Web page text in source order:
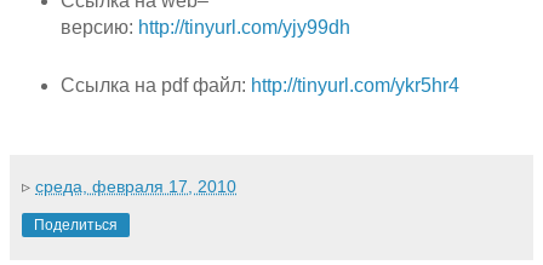
версию: http://tinyurl.com/yjy99dh
Ссылка на pdf файл: http://tinyurl.com/ykr5hr4
▹ среда, февраля 17, 2010
Поделиться